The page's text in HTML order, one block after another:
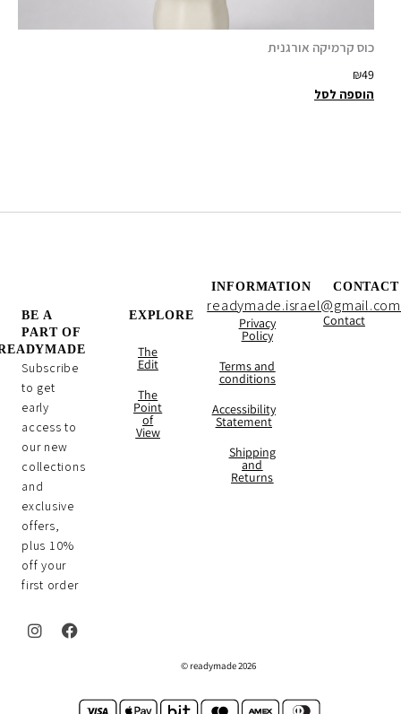
כוס קרמיקה אורגנית
₪49
הוספה לסל
CONTACT
readymade.israel@gmail.com
Contact
INFORMATION
Privacy
Policy
Terms and
conditions
Accessibility
Statement
Shipping
and
Returns
EXPLORE
The
Edit
The
Point
of
View
BE A
PART OF
Subscribe
to get
early
access to
our new
collections
and
exclusive
offers,
plus 10%
off your
first order
2026 readymade ©